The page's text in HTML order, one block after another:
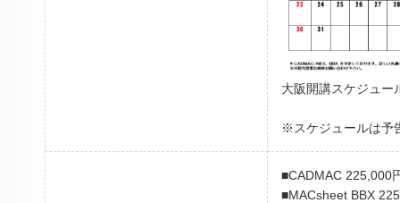
大阪開講スケジュー
※スケジュールは予
■CADMAC 225,000
■MACsheet BBX